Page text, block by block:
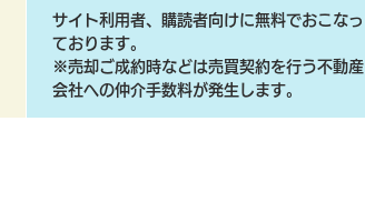
サイト利用者、購読者向けに無料でおこなっ
ております。
​※売却ご成約時などは売買契約を行う不動産
会社への仲介手数料が発生します。